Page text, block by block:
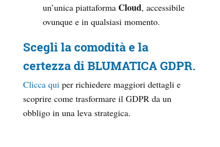
un’unica piattaforma Cloud, accessibile
ovunque e in qualsiasi momento.
Scegli la comodità e la
certezza di BLUMATICA GDPR.
Clicca qui per richiedere maggiori dettagli e
scoprire come trasformare il GDPR da un
obbligo in una leva strategica.